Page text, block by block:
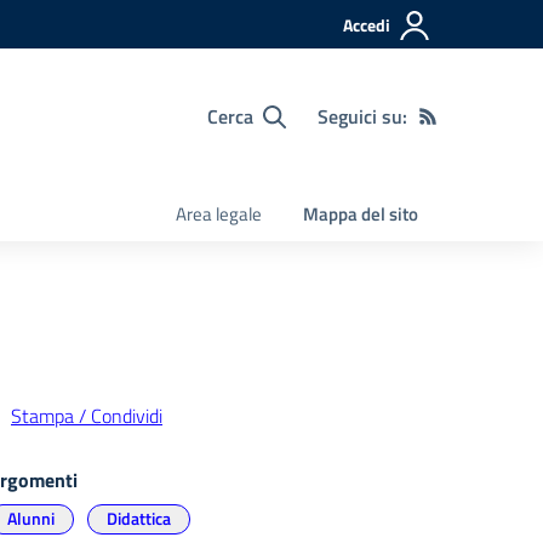
Accedi
Cerca Seguici su:
Area legale Mappa del sito
Stampa / Condividi
Alunni
Didattica